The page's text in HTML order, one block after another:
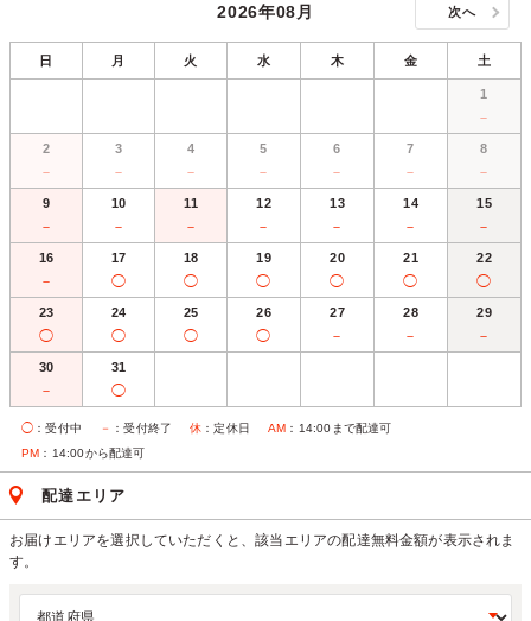
2026年08月 次へ
日 月 火 水 木 金 土
1
－
2
－
3
－
4
－
5
－
6
－
7
－
8
－
9
－
10
－
11
－
12
－
13
－
14
－
15
－
16
－
17
◯
18
◯
19
◯
20
◯
21
◯
22
◯
23
◯
24
◯
25
◯
26
◯
27
－
28
－
29
－
30
－
31
◯
◯ ：受付中 － ：受付終了 休 ：定休日 AM ：14:00まで配達可
PM ：14:00から配達可
配達エリア
お届けエリアを選択していただくと、該当エリアの配達無料金額が表示されま
す。